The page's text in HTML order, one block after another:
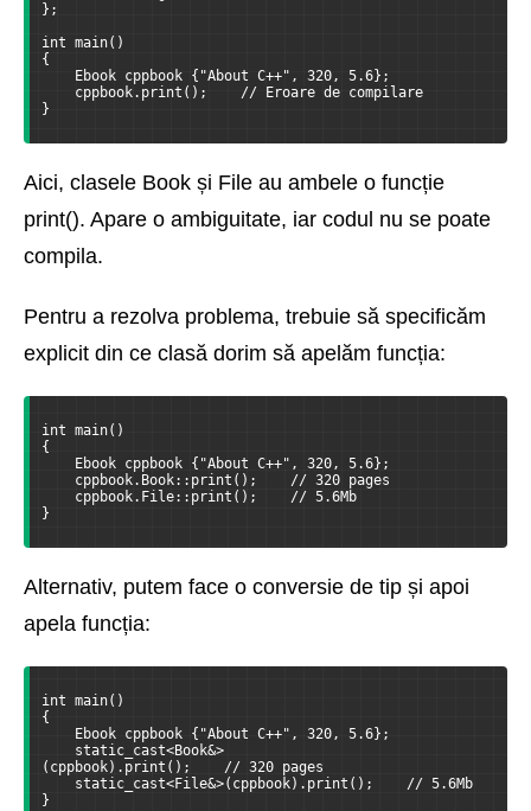
};
int main()
{
Ebook cppbook {"About C++", 320, 5.6};
cppbook.print();    // Eroare de compilare
}
Aici, clasele Book și File au ambele o funcție
print(). Apare o ambiguitate, iar codul nu se poate
compila.
Pentru a rezolva problema, trebuie să specificăm
explicit din ce clasă dorim să apelăm funcția:
int main()
{
Ebook cppbook {"About C++", 320, 5.6};
cppbook.Book::print();    // 320 pages
cppbook.File::print();    // 5.6Mb
}
Alternativ, putem face o conversie de tip și apoi
apela funcția:
int main()
{
Ebook cppbook {"About C++", 320, 5.6};
static_cast<Book&>
(cppbook).print();    // 320 pages
static_cast<File&>(cppbook).print();    // 5.6Mb
}